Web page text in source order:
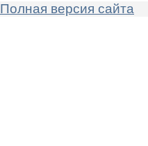
Полная версия сайта